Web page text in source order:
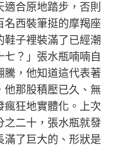
合原地踏步，否則
西裝筆挺的摩羯座
子裡裝滿了已經潮
？」張水瓶喃喃自
騰，他知道這代表著
那股積壓已久、無
瘋狂地實體化。上次
之二十，張水瓶就發
滿了巨大的、形狀是